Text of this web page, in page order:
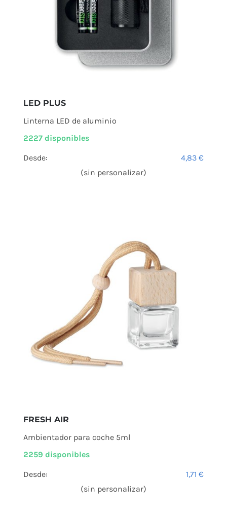
LED PLUS
Linterna LED de aluminio
2227 disponibles
Desde: 4,83€
(sin personalizar)
FRESH AIR
Ambientador para coche 5ml
2259 disponibles
Desde: 1,71€
(sin personalizar)